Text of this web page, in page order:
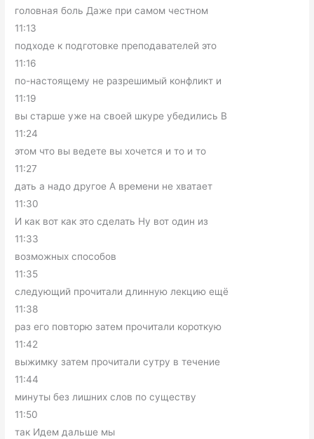
головная боль Даже при самом честном
11:13
подходе к подготовке преподавателей это
11:16
по-настоящему не разрешимый конфликт и
11:19
вы старше уже на своей шкуре убедились В
11:24
этом что вы ведете вы хочется и то и то
11:27
дать а надо другое А времени не хватает
11:30
И как вот как это сделать Ну вот один из
11:33
возможных способов
11:35
следующий прочитали длинную лекцию ещё
11:38
раз его повторю затем прочитали короткую
11:42
выжимку затем прочитали сутру в течение
11:44
минуты без лишних слов по существу
11:50
так Идем дальше мы